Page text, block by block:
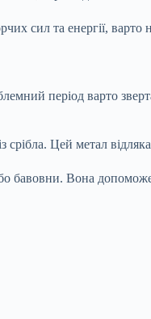
сил та енергії, варто
період варто
Цей метал
бавовни. Вона